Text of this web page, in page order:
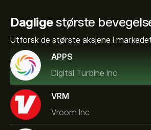
Dagligestørste
Utforsk de største aksjene i
APPS
Digital Turbine Inc
VRM
Vroom Inc